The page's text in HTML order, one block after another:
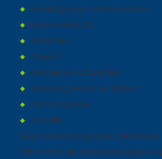
Moulage par compression
Impression 3D
Marchés
Clients
Dernières actualités
Galerie photos & vidéos
Parc Machine
Qualité
Sous traitant injection plastique
Fabricant de boite plastique et